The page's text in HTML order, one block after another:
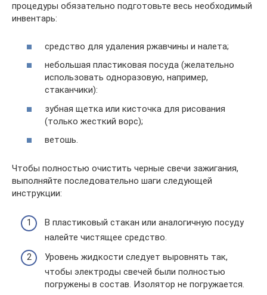
процедуры обязательно подготовьте весь необходимый
инвентарь:
средство для удаления ржавчины и налета;
небольшая пластиковая посуда (желательно
использовать одноразовую, например,
стаканчики):
зубная щетка или кисточка для рисования
(только жесткий ворс);
ветошь.
Чтобы полностью очистить черные свечи зажигания,
выполняйте последовательно шаги следующей
инструкции:
В пластиковый стакан или аналогичную посуду
налейте чистящее средство.
Уровень жидкости следует выровнять так,
чтобы электроды свечей были полностью
погружены в состав. Изолятор не погружается.